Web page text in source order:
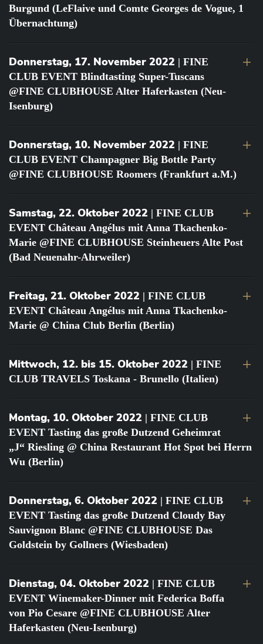
Burgund (LeFlaive und Comte Georges de Vogue, 1
Übernachtung)
Donnerstag, 17. November 2022 | FINE
CLUB EVENT Blindtasting Super-Tuscans
@FINE CLUBHOUSE Alter Haferkasten (Neu-
Isenburg)
Donnerstag, 10. November 2022 | FINE
CLUB EVENT Champagner Big Bottle Party
@FINE CLUBHOUSE Roomers (Frankfurt a.M.)
Samstag, 22. Oktober 2022 | FINE CLUB
EVENT Château Angélus mit Anna Tkachenko-
Marie @FINE CLUBHOUSE Steinheuers Alte Post
(Bad Neuenahr-Ahrweiler)
Freitag, 21. Oktober 2022 | FINE CLUB
EVENT Château Angélus mit Anna Tkachenko-
Marie @ China Club Berlin (Berlin)
Mittwoch, 12. bis 15. Oktober 2022 | FINE
CLUB TRAVELS Toskana - Brunello (Italien)
Montag, 10. Oktober 2022 | FINE CLUB
EVENT Tasting das große Dutzend Geheimrat
„J“ Riesling @ China Restaurant Hot Spot bei Herrn
Wu (Berlin)
Donnerstag, 6. Oktober 2022 | FINE CLUB
EVENT Tasting das große Dutzend Cloudy Bay
Sauvignon Blanc @FINE CLUBHOUSE Das
Goldstein by Gollners (Wiesbaden)
Dienstag, 04. Oktober 2022 | FINE CLUB
EVENT Winemaker-Dinner mit Federica Boffa
von Pio Cesare @FINE CLUBHOUSE Alter
Haferkasten (Neu-Isenburg)